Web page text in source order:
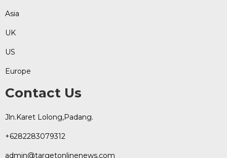
Asia
UK
US
Europe
Contact Us
Jln.Karet Lolong,Padang.
+6282283079312
admin@targetonlinenews.com